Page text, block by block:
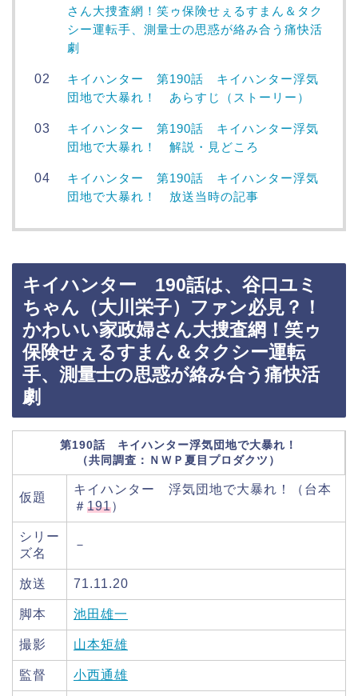
さん大捜査網！笑ゥ保険せぇるすまん＆タク
シー運転手、測量士の思惑が絡み合う痛快活
劇
キイハンター 第190話 キイハンター浮気
団地で大暴れ！ あらすじ（ストーリー）
キイハンター 第190話 キイハンター浮気
団地で大暴れ！ 解説・見どころ
キイハンター 第190話 キイハンター浮気
団地で大暴れ！ 放送当時の記事
キイハンター 190話は、谷口ユミ
ちゃん（大川栄子）ファン必見？！
かわいい家政婦さん大捜査網！笑ゥ
保険せぇるすまん＆タクシー運転
手、測量士の思惑が絡み合う痛快活
劇
第190話 キイハンター浮気団地で大暴れ！
（共同調査：ＮＷＰ夏目プロダクツ）
仮題
キイハンター 浮気団地で大暴れ！（台本
＃ 191）
シリー
ズ名
－
放送 71.11.20
脚本 池田雄一
撮影 山本矩雄
監督 小西通雄